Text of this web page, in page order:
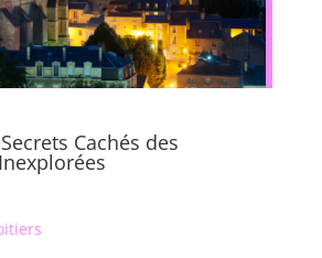
Cachés des